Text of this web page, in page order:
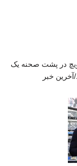
در پشت صحنه یک
خبر